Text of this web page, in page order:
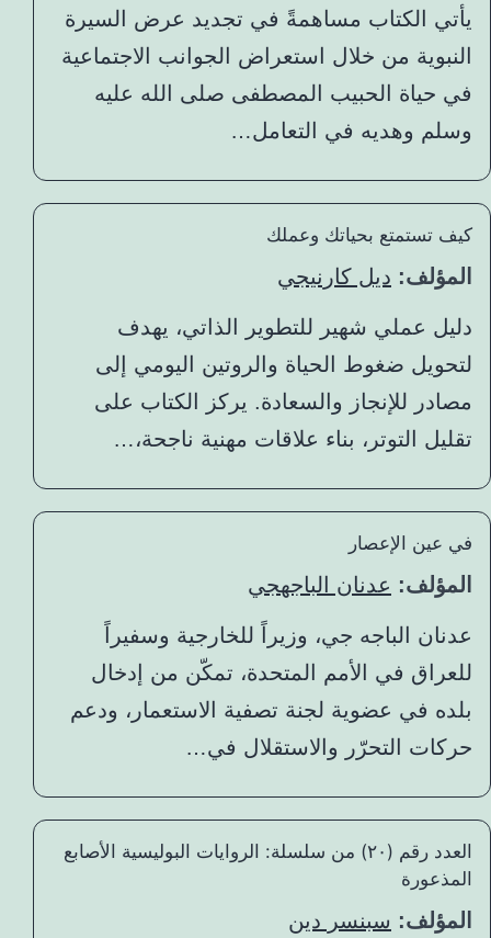
يأتي الكتاب مساهمةً في تجديد عرض السيرة
النبوية من خلال استعراض الجوانب الاجتماعية
في حياة الحبيب المصطفى صلى الله عليه
وسلم وهديه في التعامل…
كيف تستمتع بحياتك وعملك
المؤلف: ديل كارنيجي
دليل عملي شهير للتطوير الذاتي، يهدف
لتحويل ضغوط الحياة والروتين اليومي إلى
مصادر للإنجاز والسعادة. يركز الكتاب على
تقليل التوتر، بناء علاقات مهنية ناجحة،…
في عين الإعصار
المؤلف: عدنان الباجهجي
عدنان الباجه جي، وزيراً للخارجية وسفيراً
للعراق في الأمم المتحدة، تمكّن من إدخال
بلده في عضوية لجنة تصفية الاستعمار، ودعم
حركات التحرّر والاستقلال في…
العدد رقم (٢٠) من سلسلة: الروايات البوليسية الأصابع
المذعورة
المؤلف: سبنسر دين